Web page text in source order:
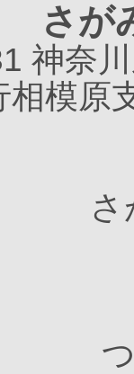
さが
神奈
相模原